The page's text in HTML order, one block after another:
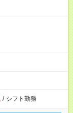
/ シフト勤務